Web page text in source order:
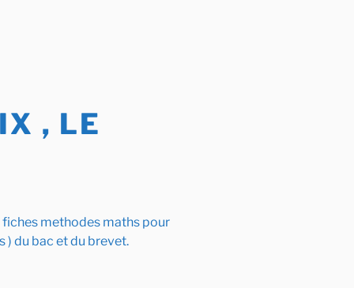
, LE
methodes maths pour
) du bac et du brevet.